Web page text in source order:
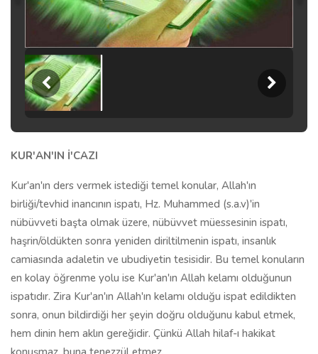
KUR'AN'IN İ'CAZI
Kur'an'ın ders vermek istediği temel konular, Allah'ın
birliği/tevhid inancının ispatı, Hz. Muhammed (s.a.v)'in
nübüvveti başta olmak üzere, nübüvvet müessesinin ispatı,
haşrin/öldükten sonra yeniden diriltilmenin ispatı, insanlık
camiasında adaletin ve ubudiyetin tesisidir. Bu temel konuların
en kolay öğrenme yolu ise Kur'an'ın Allah kelamı olduğunun
ispatıdır. Zira Kur'an'ın Allah'ın kelamı olduğu ispat edildikten
sonra, onun bildirdiği her şeyin doğru olduğunu kabul etmek,
hem dinin hem aklın gereğidir. Çünkü Allah hilaf-ı hakikat